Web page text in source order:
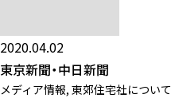
2020.04.02
東京新聞・中日新聞
メディア情報, 東郊住宅社について